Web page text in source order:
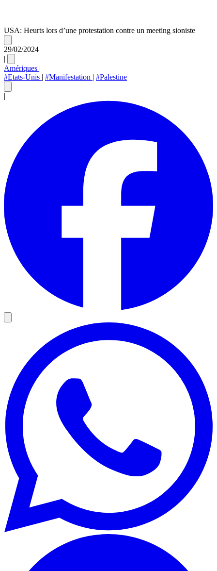
USA: Heurts lors d’une protestation contre un meeting sioniste
29/02/2024
|
Amériques |
#Etats-Unis | #Manifestation | #Palestine
|